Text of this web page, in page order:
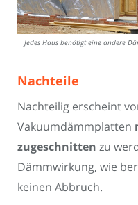
Jedes Haus benötigt eine andere
Nachteile
Nachteilig erscheint
Vakuumdämmplatten
zugeschnitten zu
Dämmwirkung, wie
keinen Abbruch.